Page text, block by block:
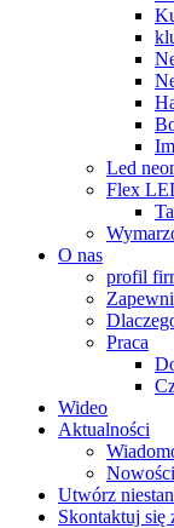
Led
Flex
O nas
profil
Praca
Wideo
Aktualności
Utwórz
Skontaktuj się